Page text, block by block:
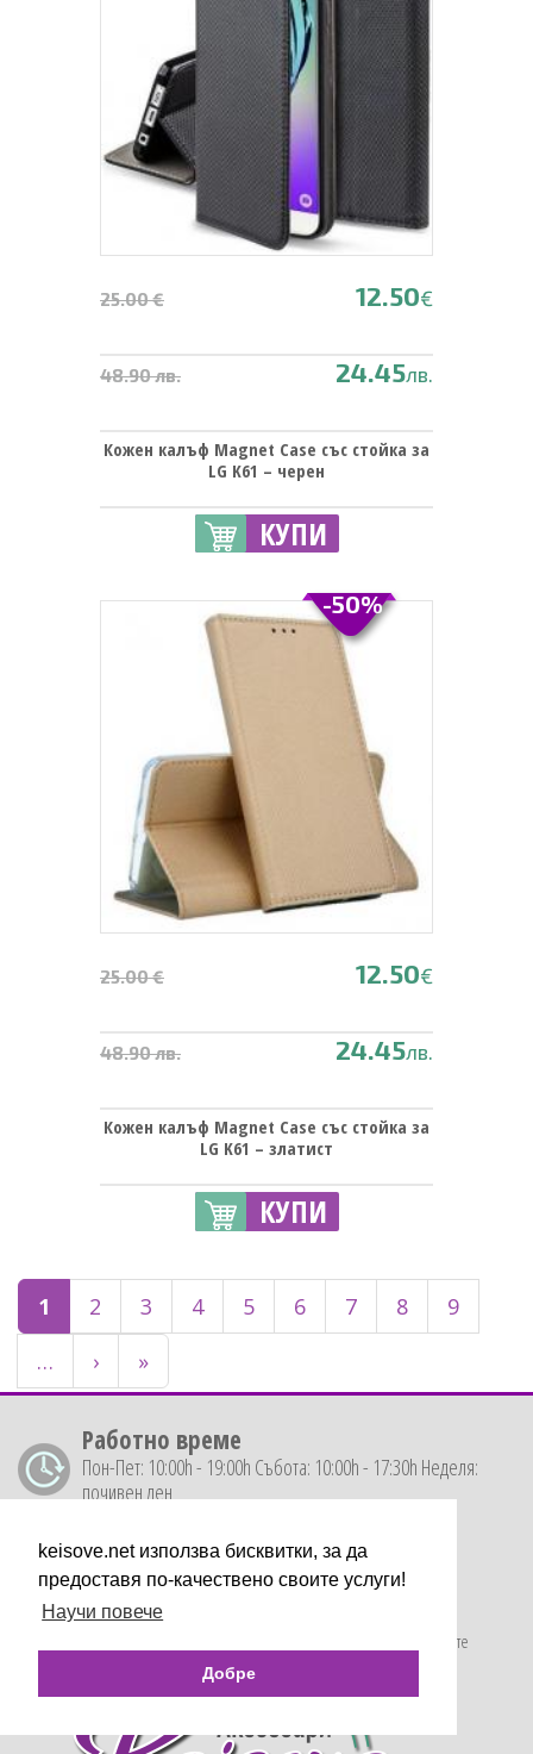
keisove.net използва бисквитки, за да
предоставя по-качествено своите услуги!
Научи повече
Добре
25.00 € 12.50€
48.90 лв. 24.45лв.
Кожен калъф Magnet Case със стойка за
LG K61 – черен
КУПИ
25.00 € 12.50€
48.90 лв. 24.45лв.
Кожен калъф Magnet Case със стойка за
LG K61 – златист
КУПИ
-50%
1 2 3 4 5 6 7 8
9
…
› »
Работно време
Пон-Пет: 10:00h - 19:00h Събота: 10:00h - 17:30h Неделя:
почивен ден
Условия
Общи условия
GDPR Защита на личните данни
Доставка и срокове
Информация относно бисквитките